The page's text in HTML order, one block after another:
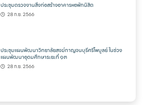
ประชุมตรวจงานสิ่งก่อสร้างอาคารหอพักนิสิต
28 ก.ย. 2566
ประชุมแผนพัฒนาวิทยาลัยสงฆ์กาญจนบุรีศรีไพบูลย์ ในช่วง
แผนพัฒนาอุดมศึกษาระยะที่ ๑๓
28 ก.ย. 2566